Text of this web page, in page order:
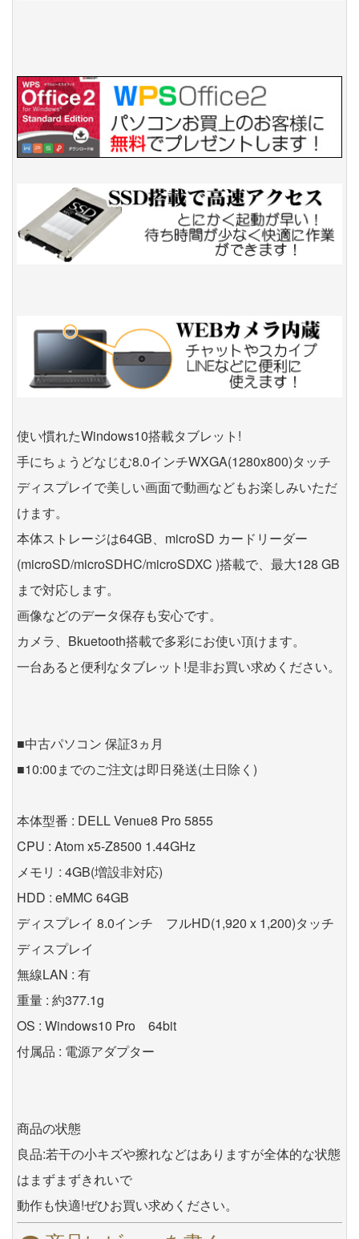
使い慣れたWindows10搭載タブレット!
手にちょうどなじむ8.0インチWXGA(1280x800)タッチ
ディスプレイで美しい画面で動画などもお楽しみいただ
けます。
本体ストレージは64GB、microSD カードリーダー
(microSD/microSDHC/microSDXC )搭載で、最大128 GB
まで対応します。
画像などのデータ保存も安心です。
カメラ、Bkuetooth搭載で多彩にお使い頂けます。
一台あると便利なタブレット!是非お買い求めください。
■中古パソコン 保証3ヵ月
■10:00までのご注文は即日発送(土日除く)
本体型番 : DELL Venue8 Pro 5855
CPU : Atom x5-Z8500 1.44GHz
メモリ : 4GB(増設非対応)
HDD : eMMC 64GB
ディスプレイ 8.0インチ フルHD(1,920 x 1,200)タッチ
ディスプレイ
無線LAN : 有
重量 : 約377.1g
OS : Windows10 Pro 64bit
付属品 : 電源アダプター
商品の状態
良品:若干の小キズや擦れなどはありますが全体的な状態
はまずまずきれいで
動作も快適!ぜひお買い求めください。